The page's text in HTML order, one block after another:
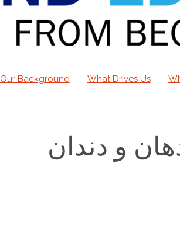
What Drives Us
Our Background
و دندان